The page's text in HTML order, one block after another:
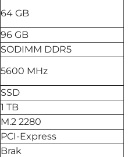
64 GB
96 GB
SODIMM DDR5
5600 MHz
SSD
1 TB
M.2 2280
PCI-Express
Brak